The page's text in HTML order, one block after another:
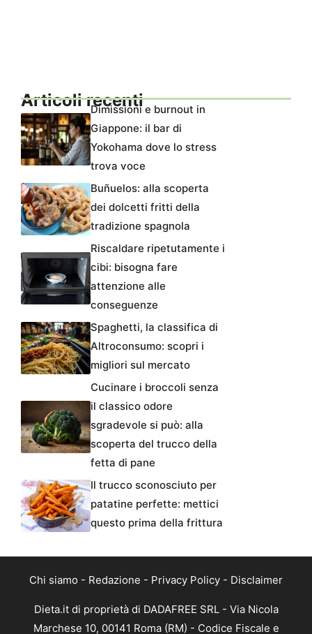
Articoli recentiDimissioni e burnout in
Giappone: il bar di
Yokohama dove lo stress
trova voce
Buñuelos: alla scoperta
dei dolcetti fritti della
tradizione spagnola
Riscaldare ripetutamente i
cibi: bisogna fare
attenzione alle
conseguenze
Spaghetti, la classifica di
Altroconsumo: scopri i
migliori sul mercato
Cucinare i broccoli senza
il classico odore
sgradevole si può: alla
scoperta del trucco della
fetta di pane
Il trucco sconosciuto per
patatine perfette: mettici
questo prima della frittura
Chi siamo - Redazione - Privacy Policy - Disclaimer
Dieta.it di proprietà di DADAFREE SRL - Via Nicola
Marchese 10, 00141 Roma (RM) - Codice Fiscale e